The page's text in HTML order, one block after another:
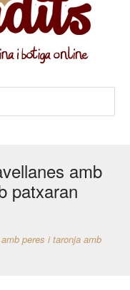
amb
patxaran
peres i taronja amb